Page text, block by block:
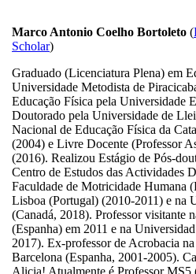
Marco Antonio Coelho Bortoleto (
Scholar)
Graduado (Licenciatura Plena) em
Universidade Metodista de
Educação Física pela Universidade
Doutorado pela Universidade de
Nacional de Educação Física da
(2004) e Livre Docente (Professor
(2016). Realizou Estágio de Pós-
Centro de Estudos das Actividades
Faculdade de Motricidade Humana
Lisboa (Portugal) (2010-2011) e na
(Canadá, 2018). Professor visitante
(Espanha) em 2011 e na
2017). Ex-professor de Acrobacia
Barcelona (Espanha, 2001-2005).
Alicia! Atualmente é Professor